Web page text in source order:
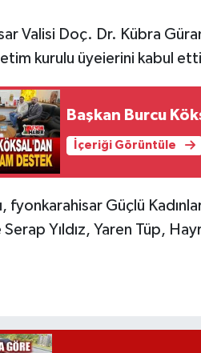
Valisi Doç. Dr. Kübra
kurulu üyeierini kabul
Başkan Burcu
İçeriği Görüntüle
fyonkarahisar Güçlü
Yıldız, Yaren Tüp,